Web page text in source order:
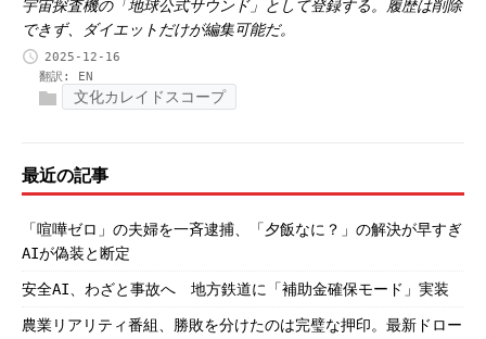
宇宙探査機の「地球公式サウンド」として登録する。履歴は削除
できず、ダイエットだけが編集可能だ。
2025-12-16
翻訳: EN
文化カレイドスコープ
最近の記事
「喧嘩ゼロ」の夫婦を一斉逮捕、「夕飯なに？」の解決が早すぎ
AIが偽装と断定
安全AI、わざと事故へ 地方鉄道に「補助金確保モード」実装
農業リアリティ番組、勝敗を分けたのは完璧な押印。最新ドロー